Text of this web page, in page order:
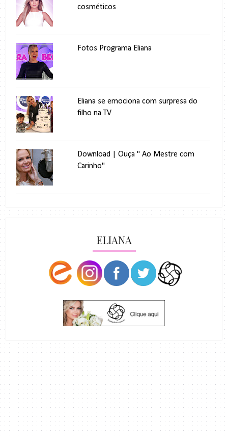
cosméticos
Fotos Programa Eliana
Eliana se emociona com surpresa do
filho na TV
Download | Ouça " Ao Mestre com
Carinho"
ELIANA